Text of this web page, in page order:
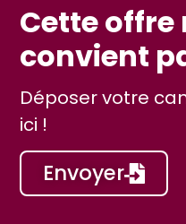
Cette offre
convient
Déposer votre
ici !
Envoyer